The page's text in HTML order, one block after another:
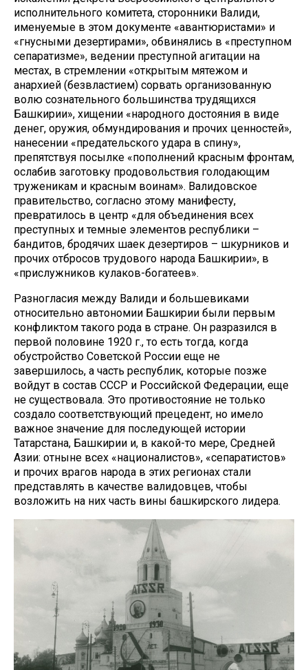
исполнительного комитета, сторонники Валиди,
именуемые в этом документе «авантюристами» и
«гнусными дезертирами», обвинялись в «преступном
сепаратизме», ведении преступной агитации на
местах, в стремлении «открытым мятежом и
анархией (безвластием) сорвать организованную
волю сознательного большинства трудящихся
Башкирии», хищении «народного достояния в виде
денег, оружия, обмундирования и прочих ценностей»,
нанесении «предательского удара в спину»,
препятствуя посылке «пополнений красным фронтам,
ослабив заготовку продовольствия голодающим
труженикам и красным воинам». Валидовское
правительство, согласно этому манифесту,
превратилось в центр «для объединения всех
преступных и темные элементов республики –
бандитов, бродячих шаек дезертиров – шкурников и
прочих отбросов трудового народа Башкирии», в
«прислужников кулаков-богатеев».
Разногласия между Валиди и большевиками
относительно автономии Башкирии были первым
конфликтом такого рода в стране. Он разразился в
первой половине 1920 г., то есть тогда, когда
обустройство Советской России еще не
завершилось, а часть республик, которые позже
войдут в состав СССР и Российской Федерации, еще
не существовала. Это противостояние не только
создало соответствующий прецедент, но имело
важное значение для последующей истории
Татарстана, Башкирии и, в какой-то мере, Средней
Азии: отныне всех «националистов», «сепаратистов»
и прочих врагов народа в этих регионах стали
представлять в качестве валидовцев, чтобы
возложить на них часть вины башкирского лидера.